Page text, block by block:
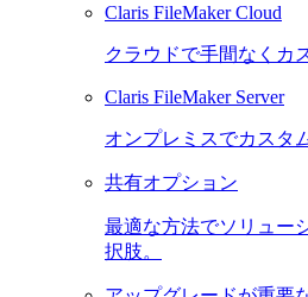
Claris FileMaker Cloud
クラウドで手間なくカ
Claris FileMaker Server
オンプレミスでカスタ
共有オプション
最適な方法でソリュー
択肢。